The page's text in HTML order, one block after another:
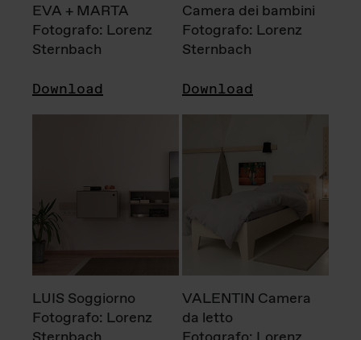
EVA + MARTA
Fotografo: Lorenz
Sternbach
Download
Camera dei bambini
Fotografo: Lorenz
Sternbach
Download
LUIS Soggiorno
Fotografo: Lorenz
VALENTIN Camera
da letto